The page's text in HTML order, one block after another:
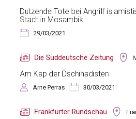
Dutzende Tote bei Angriff
Stadt in Mosambik
29/03/2021
Die Süddeutsche Zeitung
Am Kap der Dschihadisten
Arne Perras 30/03/2021
Frankfurter Rundschau